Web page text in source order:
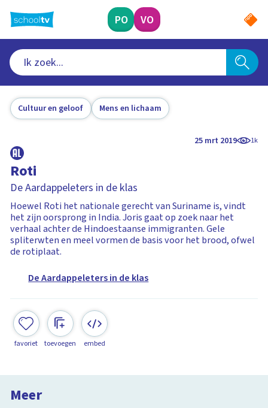
naar
hoofdinhoud
PO VO
Cultuur en geloof Mens en lichaam
25 mrt 2019 1k
Roti
De Aardappeleters in de klas
Hoewel Roti het nationale gerecht van Suriname is, vindt
het zijn oorsprong in India. Joris gaat op zoek naar het
verhaal achter de Hindoestaanse immigranten. Gele
spliterwten en meel vormen de basis voor het brood, ofwel
de rotiplaat.
De Aardappeleters in de klas
favoriet toevoegen embed
Meer